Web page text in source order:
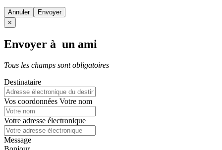
Annuler
×
Envoyer à un ami
Tous les champs sont obligatoires
Destinataire
Vos coordonnées Votre nom
Votre adresse électronique
Message